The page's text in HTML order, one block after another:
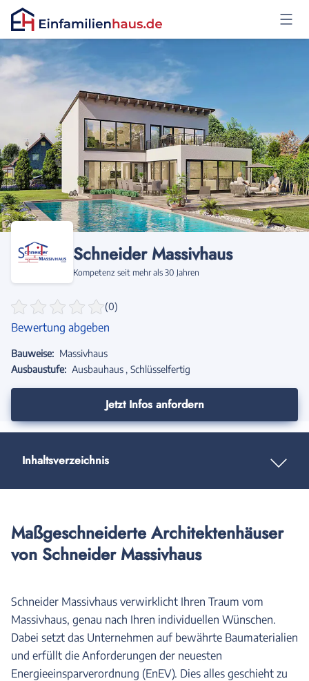
Anmelden
Schneider Massivhaus
Kompetenz seit mehr als 30 Jahren
(0)
Bewertung abgeben
Bauweise: Massivhaus
Ausbaustufe: Ausbauhaus Schlüsselfertig
Jetzt Infos anfordern
Inhaltsverzeichnis
Maßgeschneiderte Architektenhäuser
von Schneider Massivhaus
Schneider Massivhaus verwirklicht Ihren Traum vom
Massivhaus, genau nach Ihren individuellen Wünschen.
Dabei setzt das Unternehmen auf bewährte Baumaterialien
und erfüllt die Anforderungen der neuesten
Energieeinsparverordnung (EnEV). Dies alles geschieht zu